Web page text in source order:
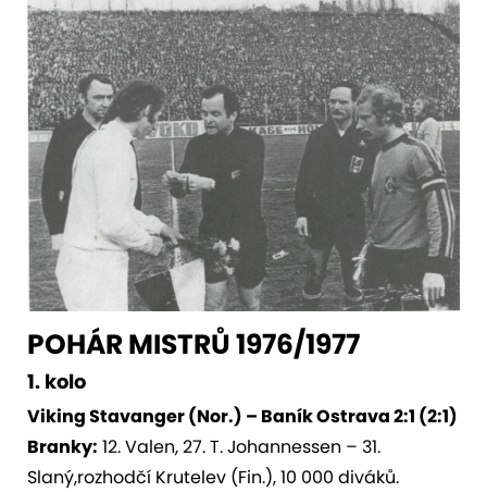
POHÁR MISTRŮ 1976/1977
1. kolo
Viking Stavanger (Nor.) – Baník Ostrava 2:1 (2:1)
Branky: 12. Valen, 27. T. Johannessen – 31.
Slaný,rozhodčí Krutelev (Fin.), 10 000 diváků.